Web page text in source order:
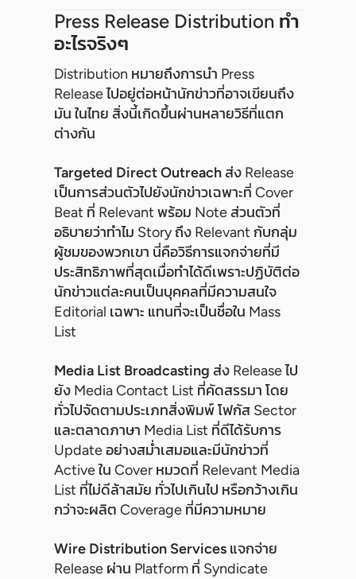
Press Release Distribution ทำ
อะไรจริงๆ
Distribution หมายถึงการนำ Press
Release ไปอยู่ต่อหน้านักข่าวที่อาจเขียนถึง
มัน ในไทย สิ่งนี้เกิดขึ้นผ่านหลายวิธีที่แตก
ต่างกัน
Targeted Direct Outreachส่ง Release
เป็นการส่วนตัวไปยังนักข่าวเฉพาะที่ Cover
Beat ที่ Relevant พร้อม Note ส่วนตัวที่
อธิบายว่าทำไม Story ถึง Relevant กับกลุ่ม
ผู้ชมของพวกเขา นี่คือวิธีการแจกจ่ายที่มี
ประสิทธิภาพที่สุดเมื่อทำได้ดีเพราะปฏิบัติต่อ
นักข่าวแต่ละคนเป็นบุคคลที่มีความสนใจ
Editorial เฉพาะ แทนที่จะเป็นชื่อใน Mass
List
Media List Broadcasting ส่ง Release ไป
ยัง Media Contact List ที่คัดสรรมา โดย
ทั่วไปจัดตามประเภทสิ่งพิมพ์ โฟกัส Sector
และตลาดภาษา Media List ที่ดีได้รับการ
Update อย่างสม่ำเสมอและมีนักข่าวที่
Active ใน Cover หมวดที่ Relevant Media
List ที่ไม่ดีล้าสมัย ทั่วไปเกินไป หรือกว้างเกิน
กว่าจะผลิต Coverage ที่มีความหมาย
Wire Distribution Services แจกจ่าย
Release ผ่าน Platform ที่ Syndicate